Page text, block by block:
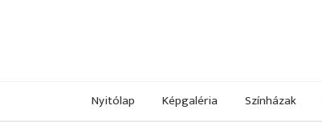
Nyitólap Képgaléria Színházak